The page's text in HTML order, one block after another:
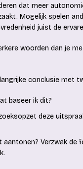
dat meer
Mogelijk spelen
juist de
woorden dan je
conclusie met
baseer ik dit?
deze
aantonen? Verzwak de